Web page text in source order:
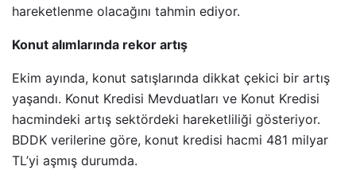
hareketlenme olacağını tahmin ediyor.
Konut alımlarında rekor artış
Ekim ayında, konut satışlarında dikkat çekici bir artış
yaşandı. Konut Kredisi Mevduatları ve Konut Kredisi
hacmindeki artış sektördeki hareketliliği gösteriyor.
BDDK verilerine göre, konut kredisi hacmi 481 milyar
TL’yi aşmış durumda.